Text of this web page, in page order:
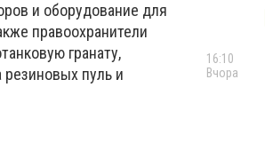
и оборудование для
правоохранители
гранату,
пуль и
16:10
Вчора